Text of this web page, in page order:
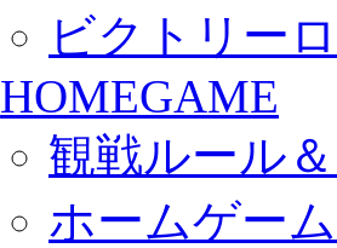
ビクトリー
HOMEGAME
観戦ルール
ホームゲー